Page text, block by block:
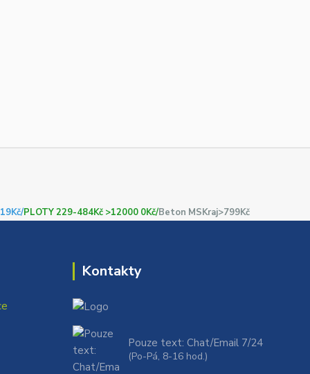
PLOTY 229-484Kč >12000 0Kč/Beton MSKraj>799Kč
Kontakty
Pouze text: Chat/Email 7/24
(Po-Pá, 8-16 hod.)